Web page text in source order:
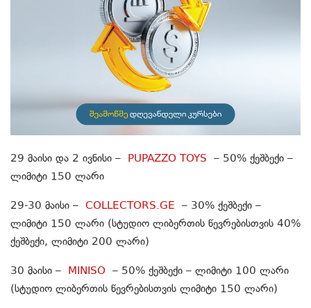
29 მაისი და 2 ივნისი – PUPAZZO TOYS – 50% ქეშბექი –
ლიმიტი 150 ლარი
29-30 მაისი – COLLECTORS.GE – 30% ქეშბექი –
ლიმიტი 150 ლარი (სტუდიო ლიბერთის წევრებისთვის 40%
ქეშბექი, ლიმიტი 200 ლარი)
30 მაისი – MINISO – 50% ქეშბექი – ლიმიტი 100 ლარი
(სტუდიო ლიბერთის წევრებისთვის ლიმიტი 150 ლარი)